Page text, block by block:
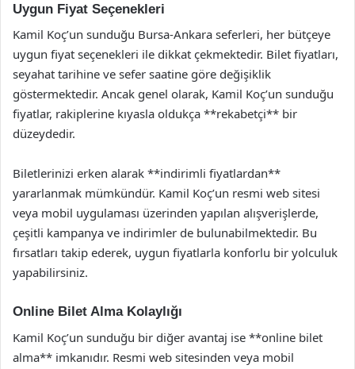
Uygun Fiyat Seçenekleri
Kamil Koç’un sunduğu Bursa-Ankara seferleri, her bütçeye
uygun fiyat seçenekleri ile dikkat çekmektedir. Bilet fiyatları,
seyahat tarihine ve sefer saatine göre değişiklik
göstermektedir. Ancak genel olarak, Kamil Koç’un sunduğu
fiyatlar, rakiplerine kıyasla oldukça **rekabetçi** bir
düzeydedir.
Biletlerinizi erken alarak **indirimli fiyatlardan**
yararlanmak mümkündür. Kamil Koç’un resmi web sitesi
veya mobil uygulaması üzerinden yapılan alışverişlerde,
çeşitli kampanya ve indirimler de bulunabilmektedir. Bu
fırsatları takip ederek, uygun fiyatlarla konforlu bir yolculuk
yapabilirsiniz.
Online Bilet Alma Kolaylığı
Kamil Koç’un sunduğu bir diğer avantaj ise **online bilet
alma** imkanıdır. Resmi web sitesinden veya mobil